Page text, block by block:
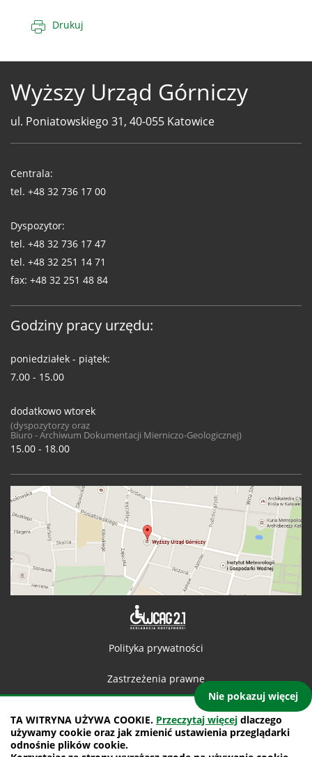
TA WITRYNA UŻYWA COOKIE. Przeczytaj więcej dlaczego
używamy cookie oraz jak zmienić ustawienia przeglądarki
odnośnie plików cookie.
Nie pokazuj więcej
Drukuj
Wyższy Urząd Górniczy
ul. Poniatowskiego 31, 40-055 Katowice
WUG
Centrala:
tel. +48 32 736 17 00
Dyspozytor:
tel. +48 32 736 17 47
tel. +48 32 251 14 71
fax: +48 32 251 48 84
Godziny pracy urzędu:
poniedziałek - piątek:
7.00 - 15.00
dodatkowo wtorek
(dyspozytorzy oraz
Biuro - Archiwum Dokumentacji Mierniczo-Geologicznej)
15.00 - 18.00
Polityka prywatności
Zastrzeżenia prawne
Mapa witryny